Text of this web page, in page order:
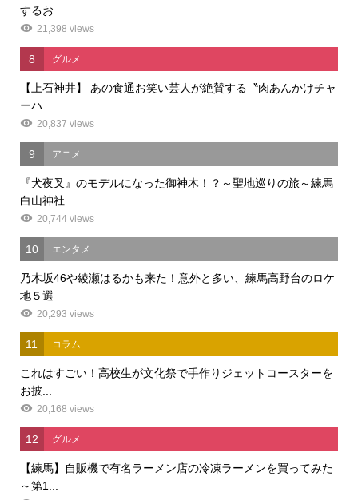
するお...
21,398 views
8 グルメ
【上石神井】 あの食通お笑い芸人が絶賛する〝肉あんかけチャ
ーハ...
20,837 views
9 アニメ
『犬夜叉』のモデルになった御神木！？～聖地巡りの旅～練馬
白山神社
20,744 views
10 エンタメ
乃木坂46や綾瀬はるかも来た！意外と多い、練馬高野台のロケ
地５選
20,293 views
11 コラム
これはすごい！高校生が文化祭で手作りジェットコースターを
お披...
20,168 views
12 グルメ
【練馬】自販機で有名ラーメン店の冷凍ラーメンを買ってみた
～第1...